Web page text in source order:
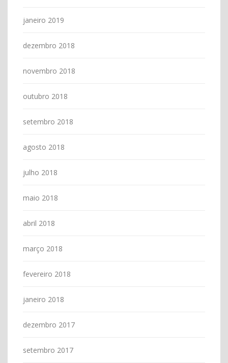
janeiro 2019
dezembro 2018
novembro 2018
outubro 2018
setembro 2018
agosto 2018
julho 2018
maio 2018
abril 2018
março 2018
fevereiro 2018
janeiro 2018
dezembro 2017
setembro 2017